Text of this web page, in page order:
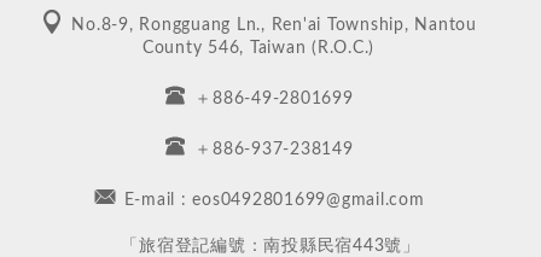
No.8-9, Rongguang Ln., Ren'ai Township, Nantou
County 546, Taiwan (R.O.C.)
＋886-49-2801699
＋886-937-238149
E-mail : eos0492801699@gmail.com
​「旅宿登記編號：南投縣民宿443號」